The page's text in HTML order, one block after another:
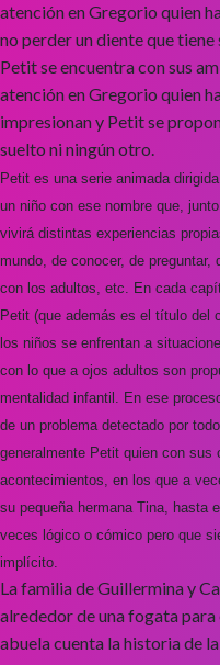
atención en Gregorio quien
no perder un diente que
Petit se encuentra con sus
atención en Gregorio quien
impresionan y Petit se
suelto ni ningún otro.
Petit es una serie animada
un niño con ese nombre que,
vivirá distintas experiencias
mundo, de conocer, de
con los adultos, etc. En cada
Petit (que además es el título del
los niños se enfrentan a
con lo que a ojos adultos son
mentalidad infantil. En ese
de un problema detectado por
generalmente Petit quien con sus
acontecimientos, en los que a
su pequeña hermana Tina, hasta
veces lógico o cómico pero que
implícito.
La familia de Guillermina y
alrededor de una fogata
abuela cuenta la historia de la